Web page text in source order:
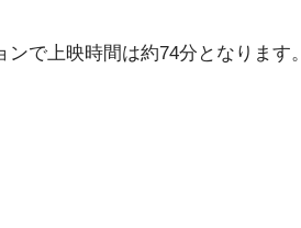
ンで上映時間は約74分となります。